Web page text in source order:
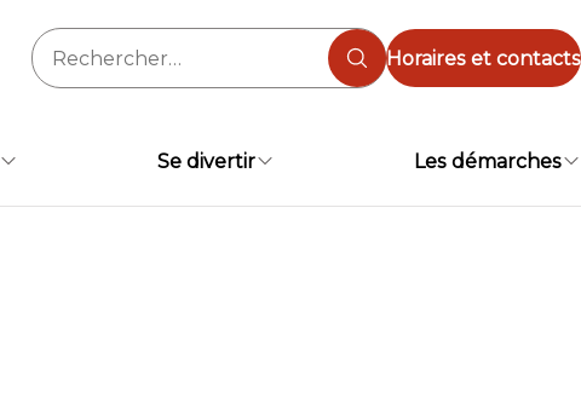
Rechercher :
Horaires et contacts
Se divertir Les démarches